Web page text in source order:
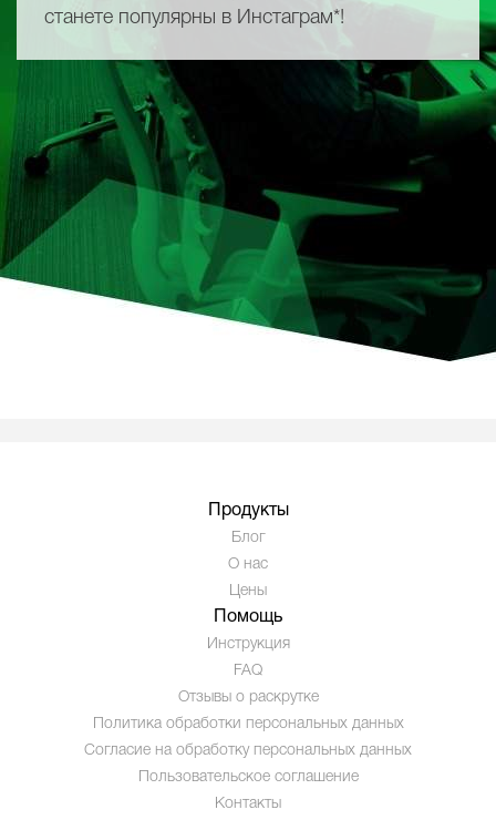
станете популярны в Инстаграм*!
Продукты
Блог
О нас
Цены
Помощь
Инструкция
FAQ
Отзывы о раскрутке
Политика обработки персональных данных
Согласие на обработку персональных данных
Пользовательское соглашение
Контакты